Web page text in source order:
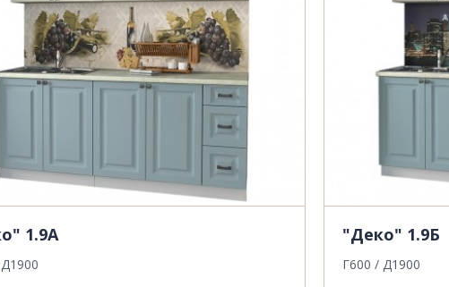
1.9А "Деко" 1.9Б
Г600 / Д1900